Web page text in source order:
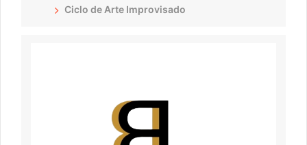
Ciclo de Arte Improvisado